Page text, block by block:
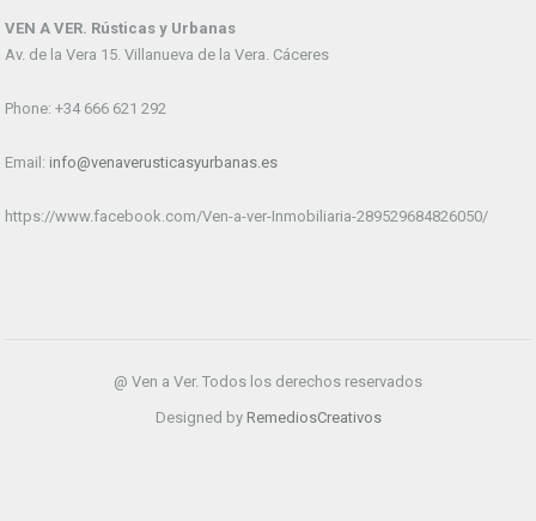
VEN A VER. Rústicas y Urbanas
Av. de la Vera 15. Villanueva de la Vera. Cáceres
Phone: +34 666 621 292
Email: info@venaverusticasyurbanas.es
https://www.facebook.com/Ven-a-ver-Inmobiliaria-289529684826050/
@ Ven a Ver. Todos los derechos reservados
Designed by RemediosCreativos